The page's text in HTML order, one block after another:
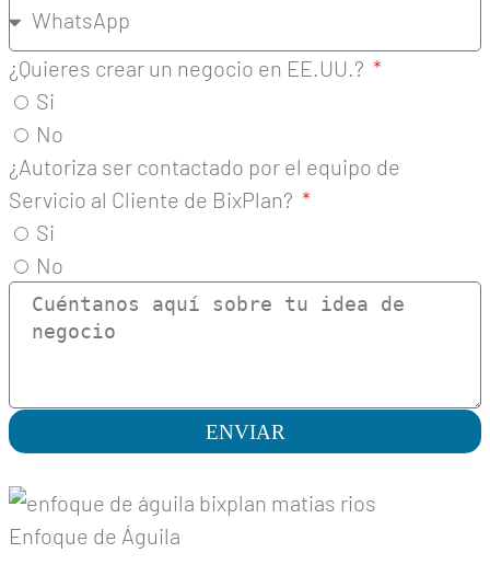
¿Quieres crear un negocio en EE.UU.?
Si
No
¿Autoriza ser contactado por el equipo de
Servicio al Cliente de BixPlan?
Si
No
ENVIAR
Enfoque de Águila